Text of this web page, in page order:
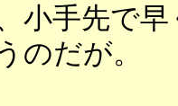
小手先で
のだが。